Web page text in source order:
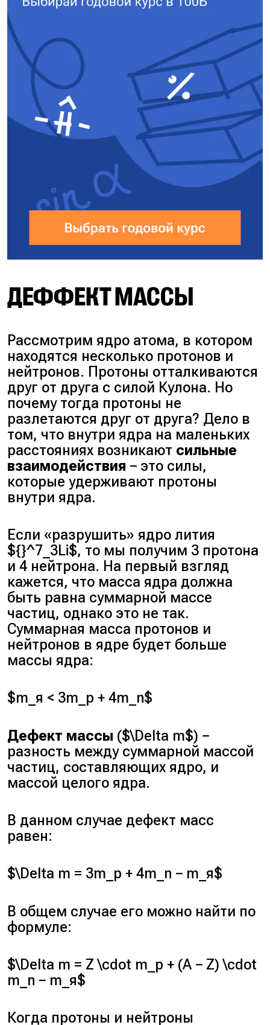
ДЕФФЕКТ МАССЫ
Рассмотрим ядро атома, в котором
находятся несколько протонов и
нейтронов. Протоны отталкиваются
друг от друга с силой Кулона. Но
почему тогда протоны не
разлетаются друг от друга? Дело в
том, что внутри ядра на маленьких
расстояниях возникают сильные
взаимодействия − это силы,
которые удерживают протоны
внутри ядра.
Если «разрушить» ядро лития
${}^7_3Li$, то мы получим 3 протона
и 4 нейтрона. На первый взгляд
кажется, что масса ядра должна
быть равна суммарной массе
частиц, однако это не так.
Суммарная масса протонов и
нейтронов в ядре будет больше
массы ядра:
$m_я < 3m_p + 4m_n$
Дефект массы ($\Delta m$) −
разность между суммарной массой
частиц, составляющих ядро, и
массой целого ядра.
В данном случае дефект масс
равен:
$\Delta m = 3m_p + 4m_n − m_я$
В общем случае его можно найти по
формуле:
$\Delta m = Z \cdot m_p + (A − Z) \cdot
m_n − m_я$
Когда протоны и нейтроны